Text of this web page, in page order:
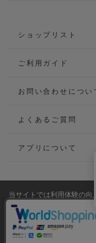
ショップリスト
ご利用ガイド
お問い合わせについ
よくあるご質問
アプリについて
会社概要
ご利用規約
当サイトでは利用体験の向
ラフィックの分析を目的
サイトの閲覧を継続され
のといたします。
詳細については
プライバ